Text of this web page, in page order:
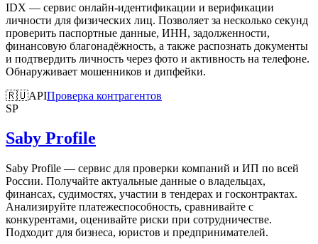
IDX — сервис онлайн-идентификации и верификации
личности для физических лиц. Позволяет за несколько секунд
проверить паспортные данные, ИНН, задолженности,
финансовую благонадёжность, а также распознать документы
и подтвердить личность через фото и активность на телефоне.
Обнаруживает мошенников и дипфейки.
🇷🇺APIПроверка контрагентов
SP
Saby Profile
Saby Profile — сервис для проверки компаний и ИП по всей
России. Получайте актуальные данные о владельцах,
финансах, судимостях, участии в тендерах и госконтрактах.
Анализируйте платежеспособность, сравнивайте с
конкурентами, оценивайте риски при сотрудничестве.
Подходит для бизнеса, юристов и предпринимателей.